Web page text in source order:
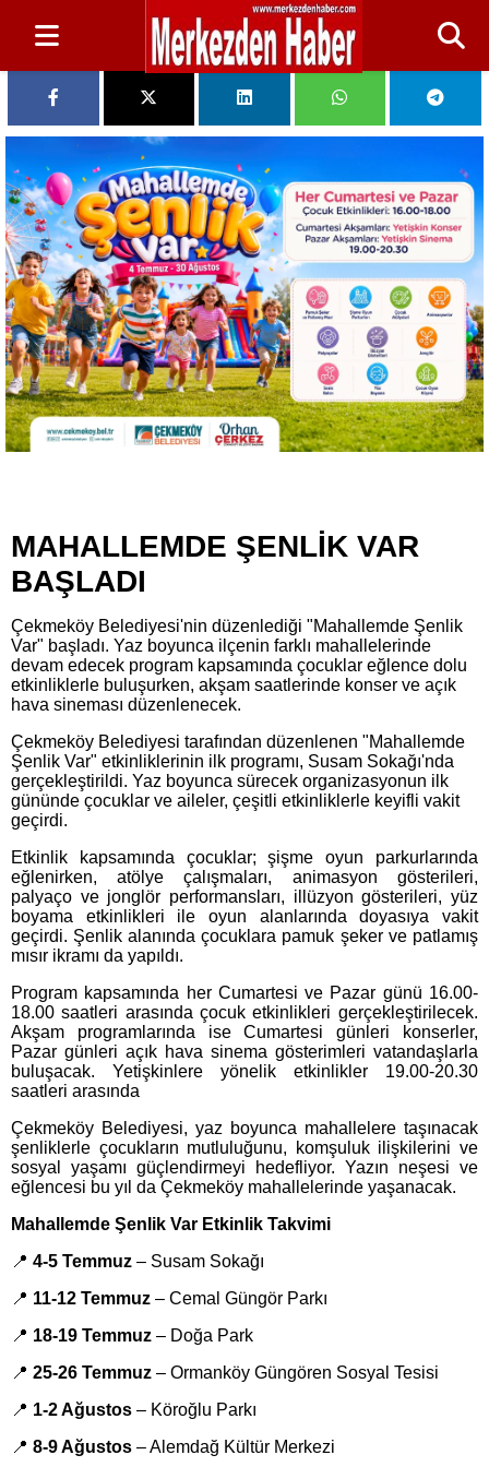
MAHALLEMDE ŞENLİK VAR
BAŞLADI
Çekmeköy Belediyesi'nin düzenlediği "Mahallemde Şenlik
Var" başladı. Yaz boyunca ilçenin farklı mahallelerinde
devam edecek program kapsamında çocuklar eğlence dolu
etkinliklerle buluşurken, akşam saatlerinde konser ve açık
hava sineması düzenlenecek.
Çekmeköy Belediyesi tarafından düzenlenen "Mahallemde
Şenlik Var" etkinliklerinin ilk programı, Susam Sokağı'nda
gerçekleştirildi. Yaz boyunca sürecek organizasyonun ilk
gününde çocuklar ve aileler, çeşitli etkinliklerle keyifli vakit
geçirdi.
Etkinlik kapsamında çocuklar; şişme oyun parkurlarında
eğlenirken, atölye çalışmaları, animasyon gösterileri,
palyaço ve jonglör performansları, illüzyon gösterileri, yüz
boyama etkinlikleri ile oyun alanlarında doyasıya vakit
geçirdi. Şenlik alanında çocuklara pamuk şeker ve patlamış
mısır ikramı da yapıldı.
Program kapsamında her Cumartesi ve Pazar günü 16.00-
18.00 saatleri arasında çocuk etkinlikleri gerçekleştirilecek.
Akşam programlarında ise Cumartesi günleri konserler,
Pazar günleri açık hava sinema gösterimleri vatandaşlarla
buluşacak. Yetişkinlere yönelik etkinlikler 19.00-20.30
saatleri arasında
Çekmeköy Belediyesi, yaz boyunca mahallelere taşınacak
şenliklerle çocukların mutluluğunu, komşuluk ilişkilerini ve
sosyal yaşamı güçlendirmeyi hedefliyor. Yazın neşesi ve
eğlencesi bu yıl da Çekmeköy mahallelerinde yaşanacak.
Mahallemde Şenlik Var Etkinlik Takvimi
📍 4-5 Temmuz – Susam Sokağı
📍 11-12 Temmuz – Cemal Güngör Parkı
📍 18-19 Temmuz – Doğa Park
📍 25-26 Temmuz – Ormanköy Güngören Sosyal Tesisi
📍 1-2 Ağustos – Köroğlu Parkı
📍 8-9 Ağustos – Alemdağ Kültür Merkezi